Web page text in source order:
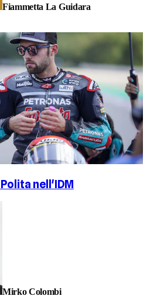
Fiammetta La Guidara
nell'IDM
Mirko Colombi